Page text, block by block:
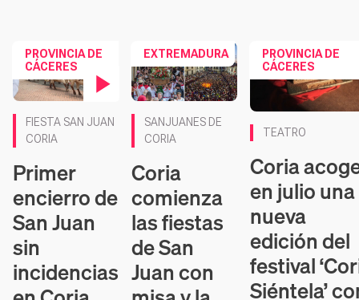
PROVINCIA DE
CÁCERES
FIESTA SAN JUAN
CORIA
Primer
encierro de
San Juan
sin
incidencias
EXTREMADURA
SANJUANES DE
CORIA
Coria
comienza
las fiestas
de San
Juan con
PROVINCIA DE
CÁCERES
TEATRO
Coria
en julio una
nueva
edición del
festival
Siéntela’